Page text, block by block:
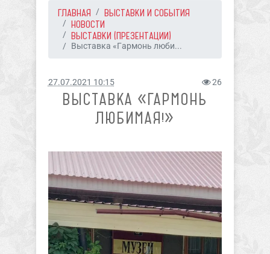
ГЛАВНАЯ
ВЫСТАВКИ И СОБЫТИЯ
НОВОСТИ
ВЫСТАВКИ (ПРЕЗЕНТАЦИИ)
Выставка «Гармонь люби...
27.07.2021 10:15 26
ВЫСТАВКА «ГАРМОНЬ
ЛЮБИМАЯ!»